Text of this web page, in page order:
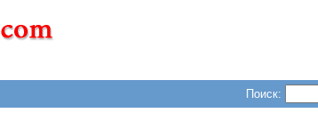
Поиск: